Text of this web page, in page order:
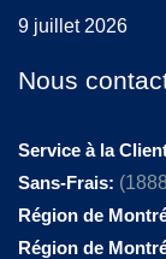
9 juillet 2026
Nous
Service à la
Sans-Frais:
Région de
Région de